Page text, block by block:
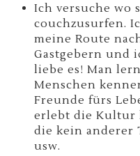
Ich versuche wo
couchzusurfen.
meine Route
Gastgebern und
liebe es! Man
Menschen
Freunde fürs
erlebt die Kultur
die kein anderer
usw.